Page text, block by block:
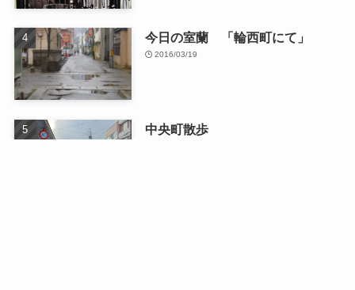
今日の室蘭 「輪西町にて」
2016/03/19
中央町散歩